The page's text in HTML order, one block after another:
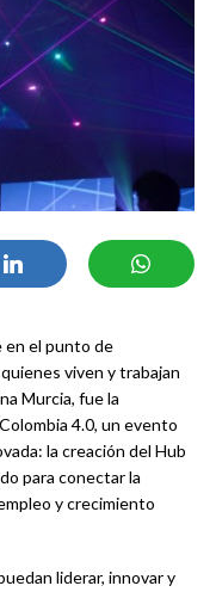
en el punto de
viven y trabajan
Murcia, fue la
4.0, un evento
la creación del Hub
para conectar la
y crecimiento
liderar, innovar y